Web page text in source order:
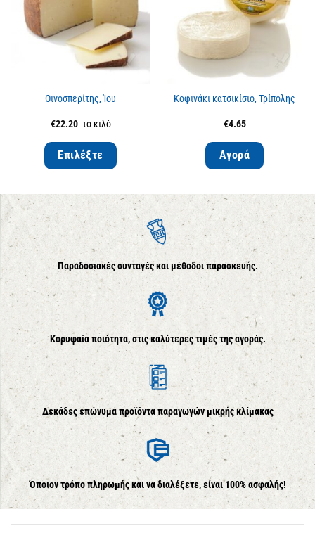
Οινοσπερίτης, Ίου
€22.20το κιλό
Επιλέξτε
Κοφινάκι κατσικίσιο, Τρίπολης
€4.65
Αγορά
Παραδοσιακές συνταγές και μέθοδοι παρασκευής.
Κορυφαία ποιότητα, στις καλύτερες τιμές της αγοράς.
Δεκάδες επώνυμα προϊόντα παραγωγών μικρής κλίμακας
Όποιον τρόπο πληρωμής και να διαλέξετε, είναι 100% ασφαλής!